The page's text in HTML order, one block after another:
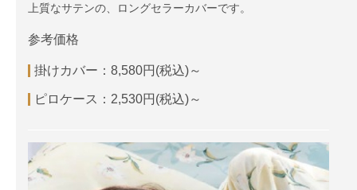
上質なサテンの、ロングセラーカバーです。
参考価格
掛けカバー：8,580円(税込)～
ピロケース：2,530円(税込)～